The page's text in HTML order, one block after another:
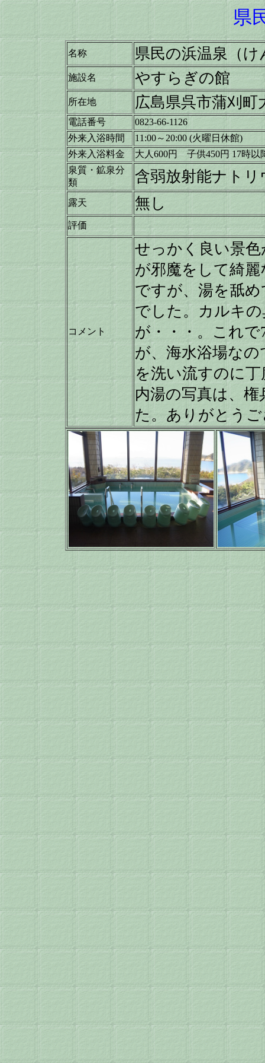
県
名称 県民の浜温泉（
施設名 やすらぎの館
所在地 広島県呉市蒲刈町
電話番号
0823-66-1126
外来入浴時間
11:00～20:00 (火曜日休館)
外来入浴料金
大人600円 子供450円17時以
泉質・鉱泉分
類
含弱放射能ナトリ
露天 無し
評価
コメント
せっかく良い景
が邪魔をして綺
ですが、湯を舐
でした。カルキ
が・・・。これ
が、海水浴場な
を洗い流すのに
内湯の写真は、
た。ありがとう